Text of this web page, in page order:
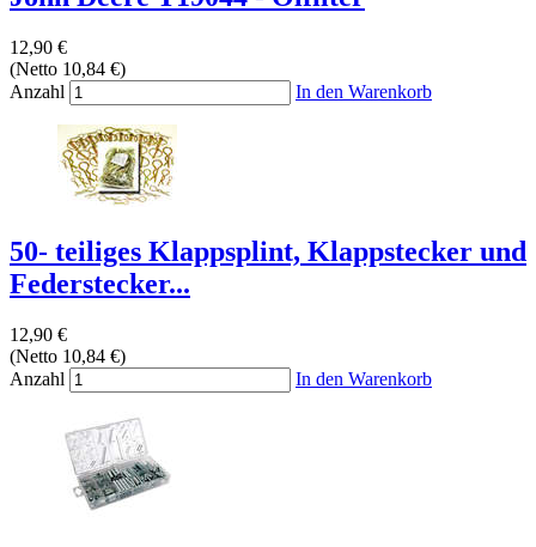
12,90 €
(Netto 10,84 €)
Anzahl
In den Warenkorb
50- teiliges Klappsplint, Klappstecker und
Federstecker...
12,90 €
(Netto 10,84 €)
Anzahl
In den Warenkorb